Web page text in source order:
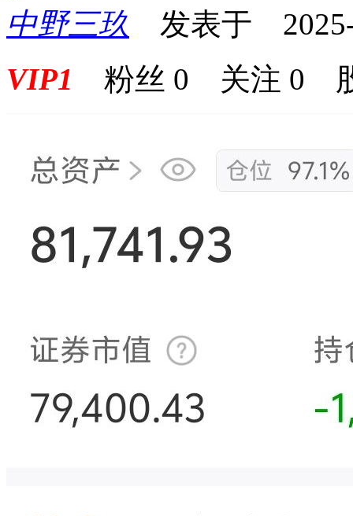
中野三玖 发表于 2025-
VIP1 粉丝 0 关注 0